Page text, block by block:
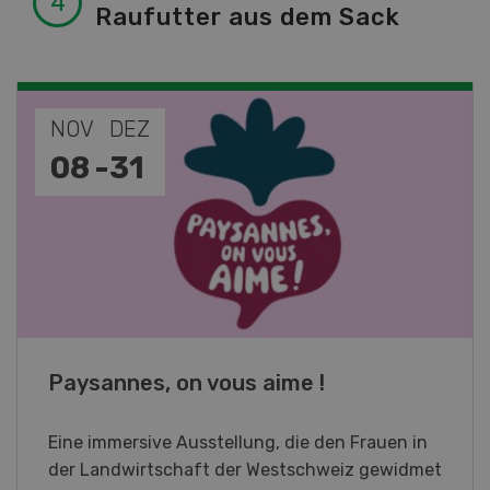
Raufutter aus dem Sack
NOV
08 -
DEZ
31
Paysannes, on vous aime !
Eine immersive Ausstellung, die den Frauen in
der Landwirtschaft der Westschweiz gewidmet